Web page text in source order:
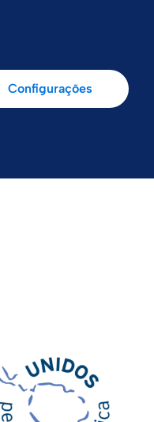
Configurações